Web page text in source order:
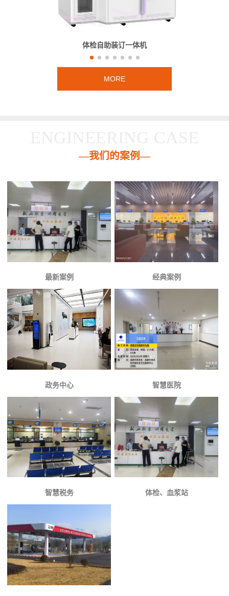
体检自助装订一体机
MORE
—我们的案例—
最新案例 经典案例
政务中心 智慧医院
智慧税务 体检、血浆站